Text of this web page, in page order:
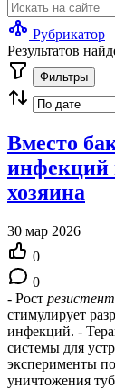
Рубрикатор
Результатов
Фильтры
Вместо
инфекций
хозяина
30 мар 2026
0
0
- Рост
стимулирует
инфекций. -
системы для
эксперименты
уничтожения